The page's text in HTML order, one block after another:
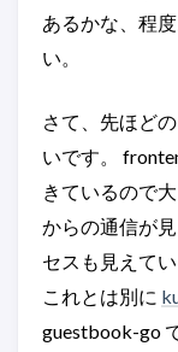
あるかな、程
い。
さて、先ほど
いです。
きているので
からの通信が
セスも見えてい
これとは別に
guestbook-go